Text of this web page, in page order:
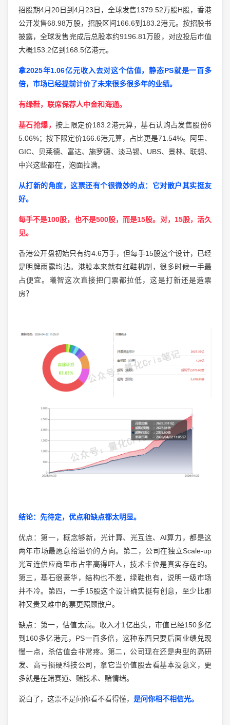
招股期4月20日到4月23日，全球发售1379.52万股H股，香港
公开发售68.98万股，招股区间166.6到183.2港元。按招股书
披露，全球发售完成后总股本约9196.81万股，对应投后市值
大概153.2亿到168.5亿港元。
拿2025年1.06亿元收入去对这个估值，静态PS就是一百多
倍，市场已经提前计价了未来很多很多年的业绩。
有绿鞋，联席保荐人中金和海通。
基石抢爆，按上限定价183.2港元算，基石认购占发售股份6
5.06%；按下限定价166.6港元算，占比更是71.54%。阿里、
GIC、贝莱德、富达、施罗德、淡马锡、UBS、景林、联想、
中兴这些都在，泡面拉满。
从打新的角度，这票还有个很微妙的点：它对散户其实挺友
好。
每手不是100股，也不是500股，而是15股。对，15股，活久
见。
香港公开盘初始只有约4.6万手，但每手15股这个设计，已经
是明牌雨露均沾。港股本来就有红鞋机制，很多时候一手最
占便宜。曦智这次直接把门票都拉低，这是打新还是造票
房？
结论：先待定，优点和缺点都太明显。
优点：第一，概念够新，光计算、光互连、AI算力，都是这
两年市场最愿意给溢价的方向。第二，公司在独立Scale-up
光互连供应商里市占率高得吓人，技术卡位是真实存在的。
第三，基石很豪华，结构也不差，绿鞋也有，说明一级市场
并不冷。第四，一手15股这个设计确实挺有创意，至少比那
种又贵又难中的票更照顾散户。
缺点：第一，估值太高。收入才1亿出头，市值已经150多亿
到160多亿港元，PS一百多倍，这种东西只要后面业绩兑现
慢一点，杀估值会非常疼。第二，公司现在还是典型的高研
发、高亏损硬科技公司，拿它当价值股去看基本没意义，更
多就是在赌赛道、赌技术、赌情绪。
说白了，这票不是问你看不看得懂， 是问你相不相信光。